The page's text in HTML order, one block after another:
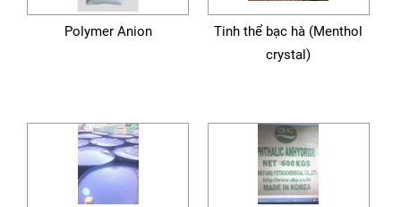
Polymer Anion
Tinh thể bạc hà (Menthol
crystal)